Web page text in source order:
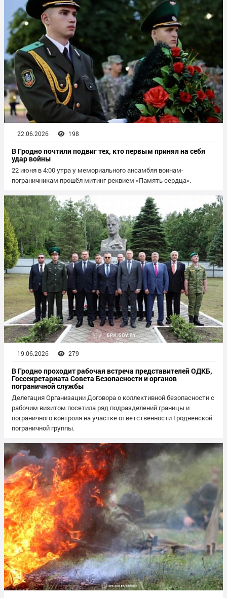
22.06.2026 198
В Гродно почтили подвиг тех, кто первым принял на себя
удар войны
22 июня в 4:00 утра у мемориального ансамбля воинам-
пограничникам прошёл митинг-реквием «Память сердца».
19.06.2026 279
В Гродно проходит рабочая встреча представителей ОДКБ,
Госсекретариата Совета Безопасности и органов
пограничной службы
Делегация Организации Договора о коллективной безопасности с
рабочим визитом посетила ряд подразделений границы и
пограничного контроля на участке ответственности Гродненской
пограничной группы.